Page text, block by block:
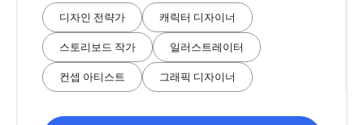
디자인 전략가 캐릭터 디자이너
스토리보드 작가 일러스트레이터
컨셉 아티스트 그래픽 디자이너